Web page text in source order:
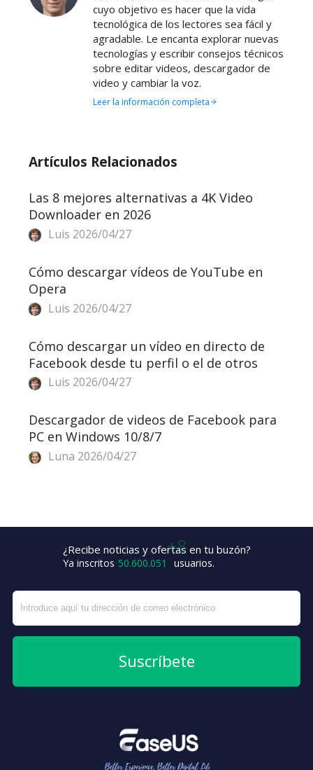
cuyo objetivo es hacer que la vida
tecnológica de los lectores sea fácil y
agradable. Le encanta explorar nuevas
tecnologías y escribir consejos técnicos
sobre editar videos, descargador de
video y cambiar la voz.
Leer la información completa
Artículos Relacionados
Las 8 mejores alternativas a 4K Video
Downloader en 2026
Luis 2026/04/27
Cómo descargar vídeos de YouTube en
Opera
Luis 2026/04/27
Cómo descargar un vídeo en directo de
Facebook desde tu perfil o el de otros
Luis 2026/04/27
Descargador de videos de Facebook para
PC en Windows 10/8/7
Luna 2026/04/27
¿Recibe noticias y ofertas en tu buzón?
Ya inscritos 50.600.059 usuarios.
Suscríbete
+3